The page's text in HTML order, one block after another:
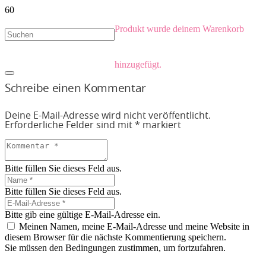
Produkt wurde deinem Warenkorb
hinzugefügt.
Schreibe einen Kommentar
Deine E-Mail-Adresse wird nicht veröffentlicht.
Erforderliche Felder sind mit * markiert
Bitte füllen Sie dieses Feld aus.
Bitte füllen Sie dieses Feld aus.
Bitte gib eine gültige E-Mail-Adresse ein.
Meinen Namen, meine E-Mail-Adresse und meine Website in
diesem Browser für die nächste Kommentierung speichern.
Sie müssen den Bedingungen zustimmen, um fortzufahren.